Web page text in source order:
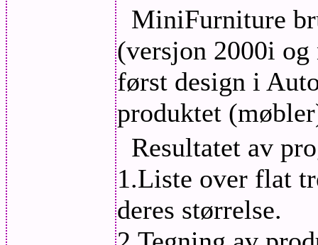
MiniFurniture
(versjon 2000i
først design i
produktet
Resultatet av
1.Liste over flat
deres størrelse.